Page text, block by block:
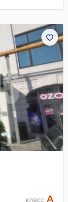
класс A